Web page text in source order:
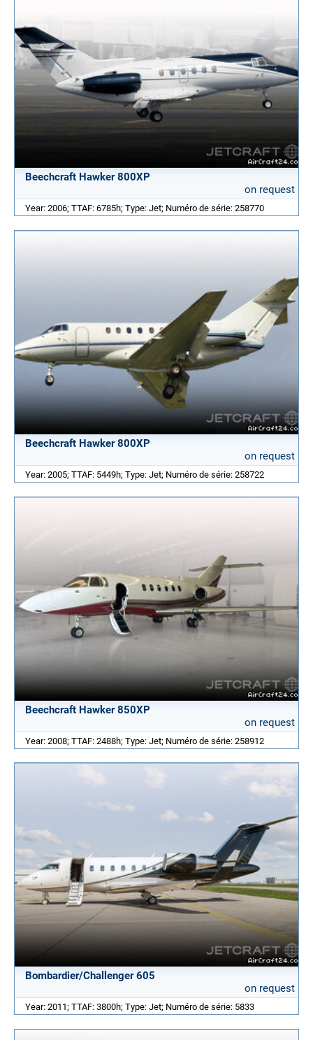
Beechcraft Hawker 800XP
on request
Year: 2006; TTAF: 6785h; Type: Jet; Numéro de série: 258770
Beechcraft Hawker 800XP
on request
Year: 2005; TTAF: 5449h; Type: Jet; Numéro de série: 258722
Beechcraft Hawker 850XP
on request
Year: 2008; TTAF: 2488h; Type: Jet; Numéro de série: 258912
Bombardier/Challenger 605
on request
Year: 2011; TTAF: 3800h; Type: Jet; Numéro de série: 5833